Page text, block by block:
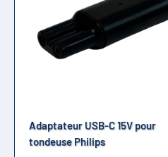
Adaptateur USB-C 15V pour
tondeuse Philips